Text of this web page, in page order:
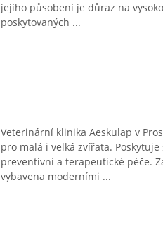
jejího působení je důraz na
poskytovaných ...
Veterinární klinika Aeskulap v
pro malá i velká zvířata.
preventivní a terapeutické péče.
vybavena moderními ...